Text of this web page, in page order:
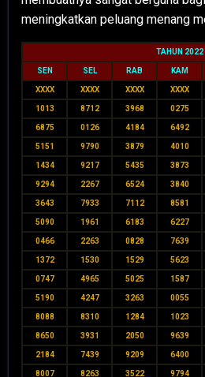
meningkatkan peluang menang
TAHUN 2022
SEN SEL RAB KAM
XXXX XXXX XXXX XXXX
1013 8712 3968 0275
6875 0126 4184 6492
5151 9790 3879 4010
1434 9217 5435 3873
9294 2267 6524 3840
3643 7933 7112 8581
5090 1961 6183 6227
0466 2263 0828 7639
1372 1530 1529 5623
0747 4965 5025 1587
5190 4247 3263 0055
8088 8310 1284 1023
8650 3931 2050 9639
2184 7439 9209 6400
8007 8263 3522 9794